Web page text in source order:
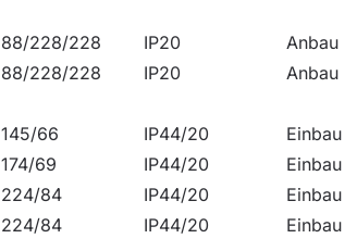
88/228/228 IP20 Anbau
88/228/228 IP20 Anbau
145/66 IP44/20 Einbau
174/69 IP44/20 Einbau
224/84 IP44/20 Einbau
224/84 IP44/20 Einbau